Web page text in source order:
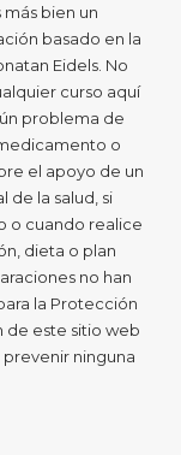
bien un
basado en la
Eidels. No
curso aquí
problema de
o
el apoyo de un
de la salud, si
o cuando realice
dieta o plan
no han
la Protección
de este sitio web
ninguna